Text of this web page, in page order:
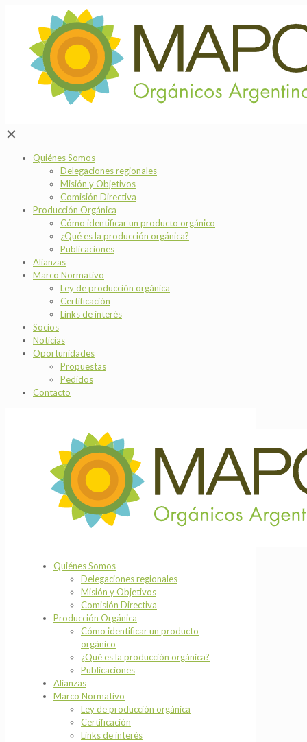
✕
Quiénes Somos
Delegaciones regionales
Misión y Objetivos
Comisión Directiva
Producción Orgánica
Cómo identificar un producto orgánico
¿Qué es la producción orgánica?
Publicaciones
Alianzas
Marco Normativo
Ley de producción orgánica
Certificación
Links de interés
Socios
Noticias
Oportunidades
Propuestas
Pedidos
Contacto
Quiénes Somos
Delegaciones regionales
Misión y Objetivos
Comisión Directiva
Producción Orgánica
Cómo identificar un producto
orgánico
¿Qué es la producción orgánica?
Publicaciones
Alianzas
Marco Normativo
Ley de producción orgánica
Certificación
Links de interés